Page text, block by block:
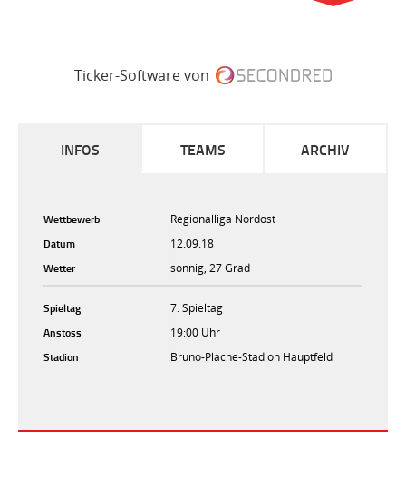
Ticker-Software von
INFOS TEAMS ARCHIV
Wettbewerb
Regionalliga Nordost
Datum
12.09.18
Wetter
sonnig, 27 Grad
Spieltag
7. Spieltag
Anstoss
19:00 Uhr
Stadion
Bruno-Plache-Stadion Hauptfeld